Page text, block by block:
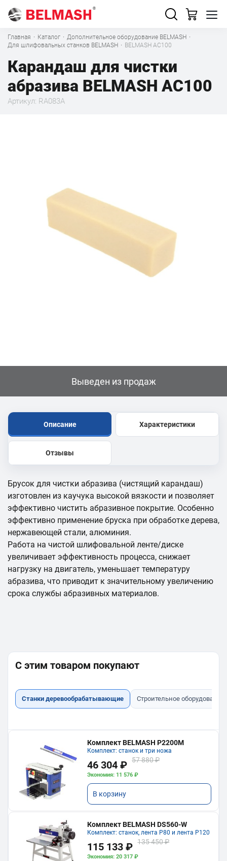
Главная · Каталог · Дополнительное оборудование BELMASH ·
Для шлифовальных станков BELMASH · BELMASH AC100
Карандаш для чистки
абразива BELMASH AC100
Артикул: RA083A
Выведен из продаж
Описание Характеристики
Отзывы
Брусок для чистки абразива (чистящий карандаш)
изготовлен из каучука высокой вязкости и позволяет
эффективно чистить абразивное покрытие. Особенно
эффективно применение бруска при обработке дерева,
нержавеющей стали, алюминия.
Работа на чистой шлифовальной ленте/диске
увеличивает эффективность процесса, снижает
нагрузку на двигатель, уменьшает температуру
абразива, что приводит к значительному увеличению
срока службы абразивных материалов.
С этим товаром покупают
Станки деревообрабатывающие Строительное оборудование
Комплект BELMASH P2200M
Комплект: станок и три ножа
46 304 ₽ 57 880 ₽
Экономия: 11 576 ₽
В корзину
Комплект BELMASH DS560-W
Комплект: станок, лента P80 и лента P120
115 133 ₽ 135 450 ₽
Экономия: 20 317 ₽